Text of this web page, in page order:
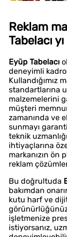
Reklam
Tabelacı
Eyüp Tabelacı
deneyimli
Kullandığımız
standartlarına
malzemelerini
müşteri
zamanında ve
sunmayı
teknik
ihtiyaçlarına
markanızın ön
reklam
Bu doğrultuda
bakımdan
kutu harf ve
işletmenize
istiyorsanız,